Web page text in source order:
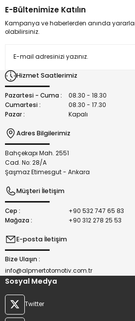
kullanarak tarafımıza iletebilirsiniz.
Görüş ve önerileriniz için teşekkür
Ürün açıklamasında eksik bilgiler
Bu ürüne benzer farklı alternatifler
E-Bültenimize Katılın
Kampanya ve haberlerden anında
olabilirsiniz.
Hizmet Saatlerimiz
Pazartesi - Cuma :
08.30 - 18.30
Cumartesi :
08.30 - 17.30
Pazar :
Kapalı
Adres Bilgilerimiz
Bahçekapı Mah. 2551
Cad. No: 28/A
Şaşmaz Etimesgut - Ankara
Müşteri İletişim
Cep :
+90 532 747 65 83
Mağaza :
+90 312 278 25 53
E-posta İletişim
Bize Ulaşın :
info@alpmertotomotiv.com.tr
Sosyal Medya
Twitter